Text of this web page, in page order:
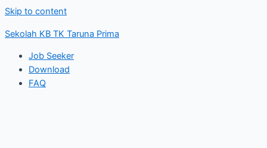
Skip to content
Sekolah KB TK Taruna Prima
Job Seeker
Download
FAQ